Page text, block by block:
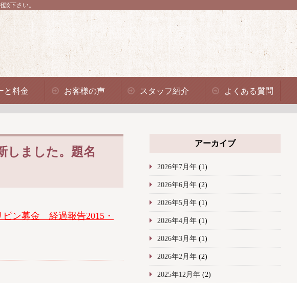
下さい。
と料金 お客様の声 スタッフ紹介 よくある質問
しました。題名
ピン募金 経過報告2015・
アーカイブ
2026年7月年(1)
2026年6月年(2)
2026年5月年(1)
2026年4月年(1)
2026年3月年(1)
2026年2月年(2)
2025年12月年(2)